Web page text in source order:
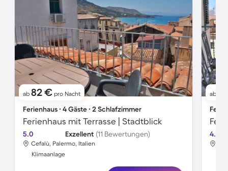
ab 82 € pro Nacht
Ferienhaus ∙ 4 Gäste ∙ 2 Schlafzimmer
Ferienhaus mit Terrasse | Stadtblick
5.0 Exzellent (11 Bewertungen)
Cefalù, Palermo, Italien
Klimaanlage
ab
4.6